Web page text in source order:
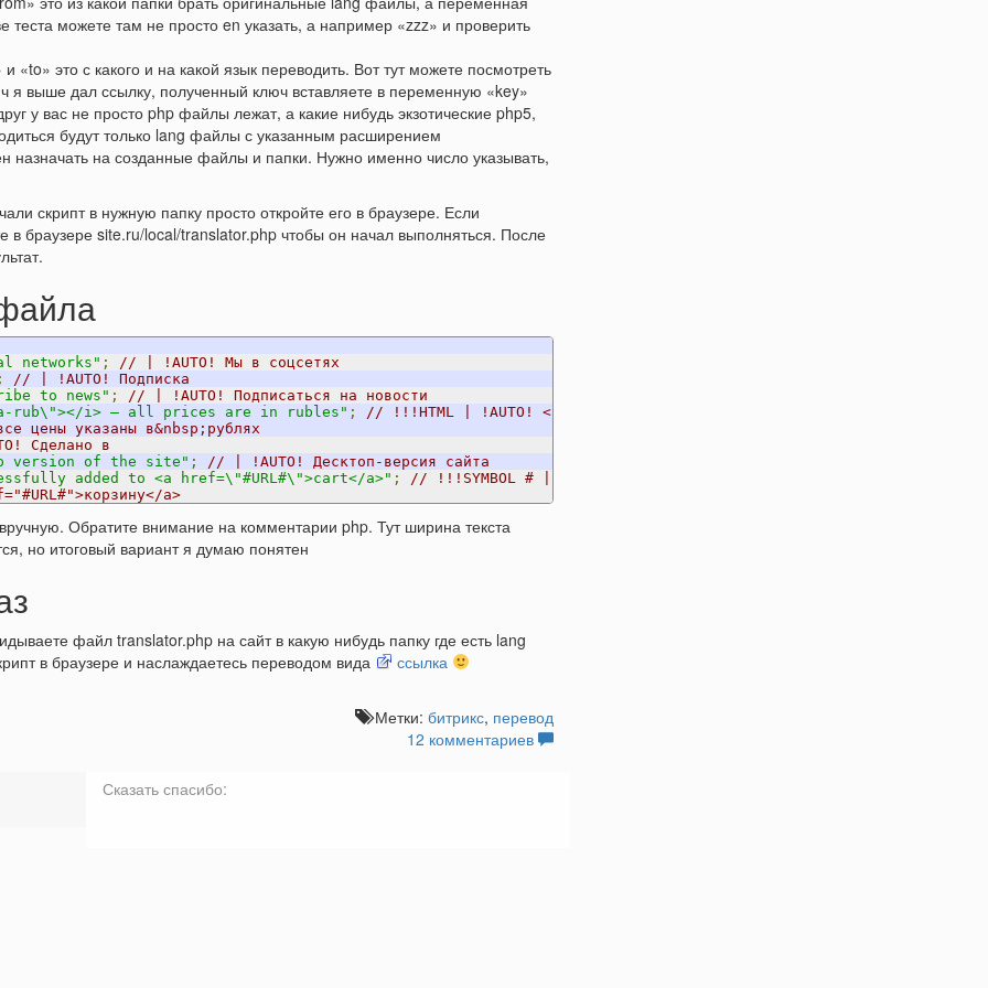
теста можете там не просто en указать, а например «zzz» и проверить
это с какого и на какой язык переводить. Вот тут можете посмотреть
я выше дал ссылку, полученный ключ вставляете в переменную «key»
у вас не просто php файлы лежат, а какие нибудь экзотические php5,
будут только lang файлы с указанным расширением
назначать на созданные файлы и папки. Нужно именно число указывать,
скрипт в нужную папку просто откройте его в браузере. Если
в браузере site.ru/local/translator.php чтобы он начал выполняться. После
networks" ;
// | !AUTO! Мы в соцсетях
// | !AUTO! Подписка
to news" ;
// | !AUTO! Подписаться на новости
rub\"></i> — all prices are in rubles" ;
// !!!HTML | !AUTO! <
цены указаны в&nbsp;рублях
Сделано в
version of the site" ;
// | !AUTO! Десктоп-версия сайта
added to <a href=\"#URL#\">cart</a>" ;
// !!!SYMBOL # |
a>
Обратите внимание на комментарии php. Тут ширина текста
но итоговый вариант я думаю понятен
файл translator.php на сайт в какую нибудь папку где есть lang
в браузере и наслаждаетесь переводом вида
ссылка
Метки: битрикс, перевод
12 комментариев
Сказать спасибо: